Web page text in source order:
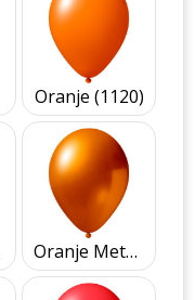
Oranje (1120)
Oranje Metallic (2420)